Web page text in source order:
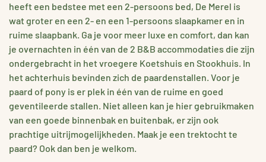
heeft een bedstee met een 2-persoons bed, De Merel is
wat groter en een 2- en een 1-persoons slaapkamer en in
ruime slaapbank. Ga je voor meer luxe en comfort, dan kan
je overnachten in één van de 2 B&B accommodaties die zijn
ondergebracht in het vroegere Koetshuis en Stookhuis. In
het achterhuis bevinden zich de paardenstallen. Voor je
paard of pony is er plek in één van de ruime en goed
geventileerde stallen. Niet alleen kan je hier gebruikmaken
van een goede binnenbak en buitenbak, er zijn ook
prachtige uitrijmogelijkheden. Maak je een trektocht te
paard? Ook dan ben je welkom.